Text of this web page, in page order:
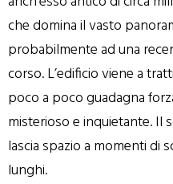
che domina il vasto
probabilmente ad una
corso. L’edificio viene a
poco a poco guadagna
misterioso e inquietante. Il
lascia spazio a momenti di
lunghi.